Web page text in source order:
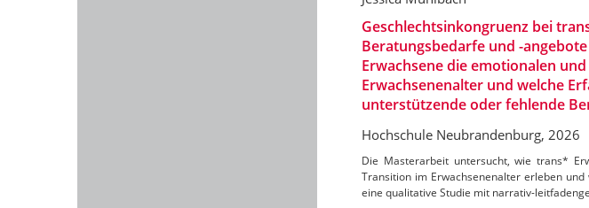
Geschlechtsinkongruenz bei
Beratungsbedarfe und -
Erwachsene die emotionalen
Erwachsenenalter und welche
unterstützende oder fehlende
Hochschule Neubrandenburg, 2026
Die Masterarbeit untersucht, wie trans*
Transition im Erwachsenenalter erleben
eine qualitative Studie mit narrativ-